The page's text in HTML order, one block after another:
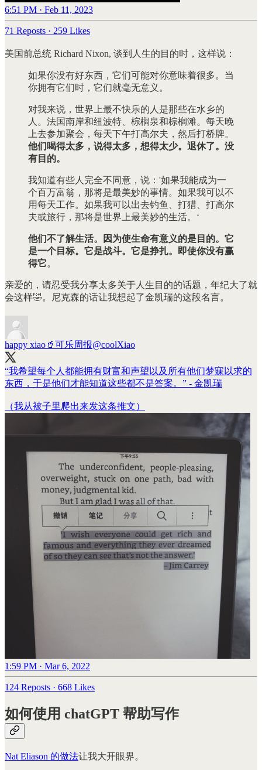
6:51 PM · Feb 11, 2023
71 Reposts · 259 Likes
美国前总统 Richard Nixon, 谈到人生的目的时，这样说：
如果你没有好东西，它们可能对你意味着很多。当
你拥有它们时，它们就毫无意义。
对我来说，世界上最不快乐的人是那些在水乡的
人。法国南岸和纽波特、棕榈泉和棕榈滩。每天晚
上去参加聚会，每天下午打高尔夫，然后打桥牌。
他们喝得太多，说得太多，想得太少。退休了。没
有目的。
我知道有些人完全不同意，说：'如果我能成为一
个百万富翁，那将是最美妙的事情。如果我可以不
用每天工作。如果我可以出去钓鱼、打猎、打高尔
夫或旅行，那将是世界上最美妙的生活。‘
他们不了解生活。因为使生命有意义的是目的。它
是一个目标。它是战斗。它是挣扎。即使你没有赢
得它。
亲爱的，请忍受我分享太多关于人生目的的话题，年纪大了就
会这样🤣。尼克森的话让我想起了金凯瑞的这段名言。
happy xiao🥤可乐周报@coolXiao
“我希望每个人都能拥有财富和声望以及所有他们梦寐以求的
东西，于是他们才能知道这些都不是答案。” - 金凯瑞
（我从被子里爬出来发这条推文）
1:59 PM · Mar 6, 2022
124 Reposts · 668 Likes
如何使用 chatGPT 帮助写作
Nat Eliason 的做法让我大开眼界。